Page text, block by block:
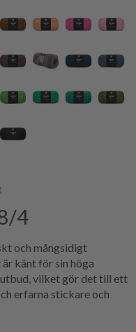
4
och mångsidigt
känt för sin höga
vilket gör det till ett
erfarna stickare och